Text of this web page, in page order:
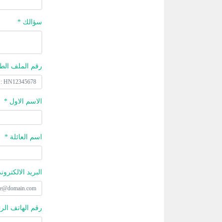
سؤالك *
رقم الملف
الاسم الاول *
اسم العائلة *
البريد
رقم الهاتف